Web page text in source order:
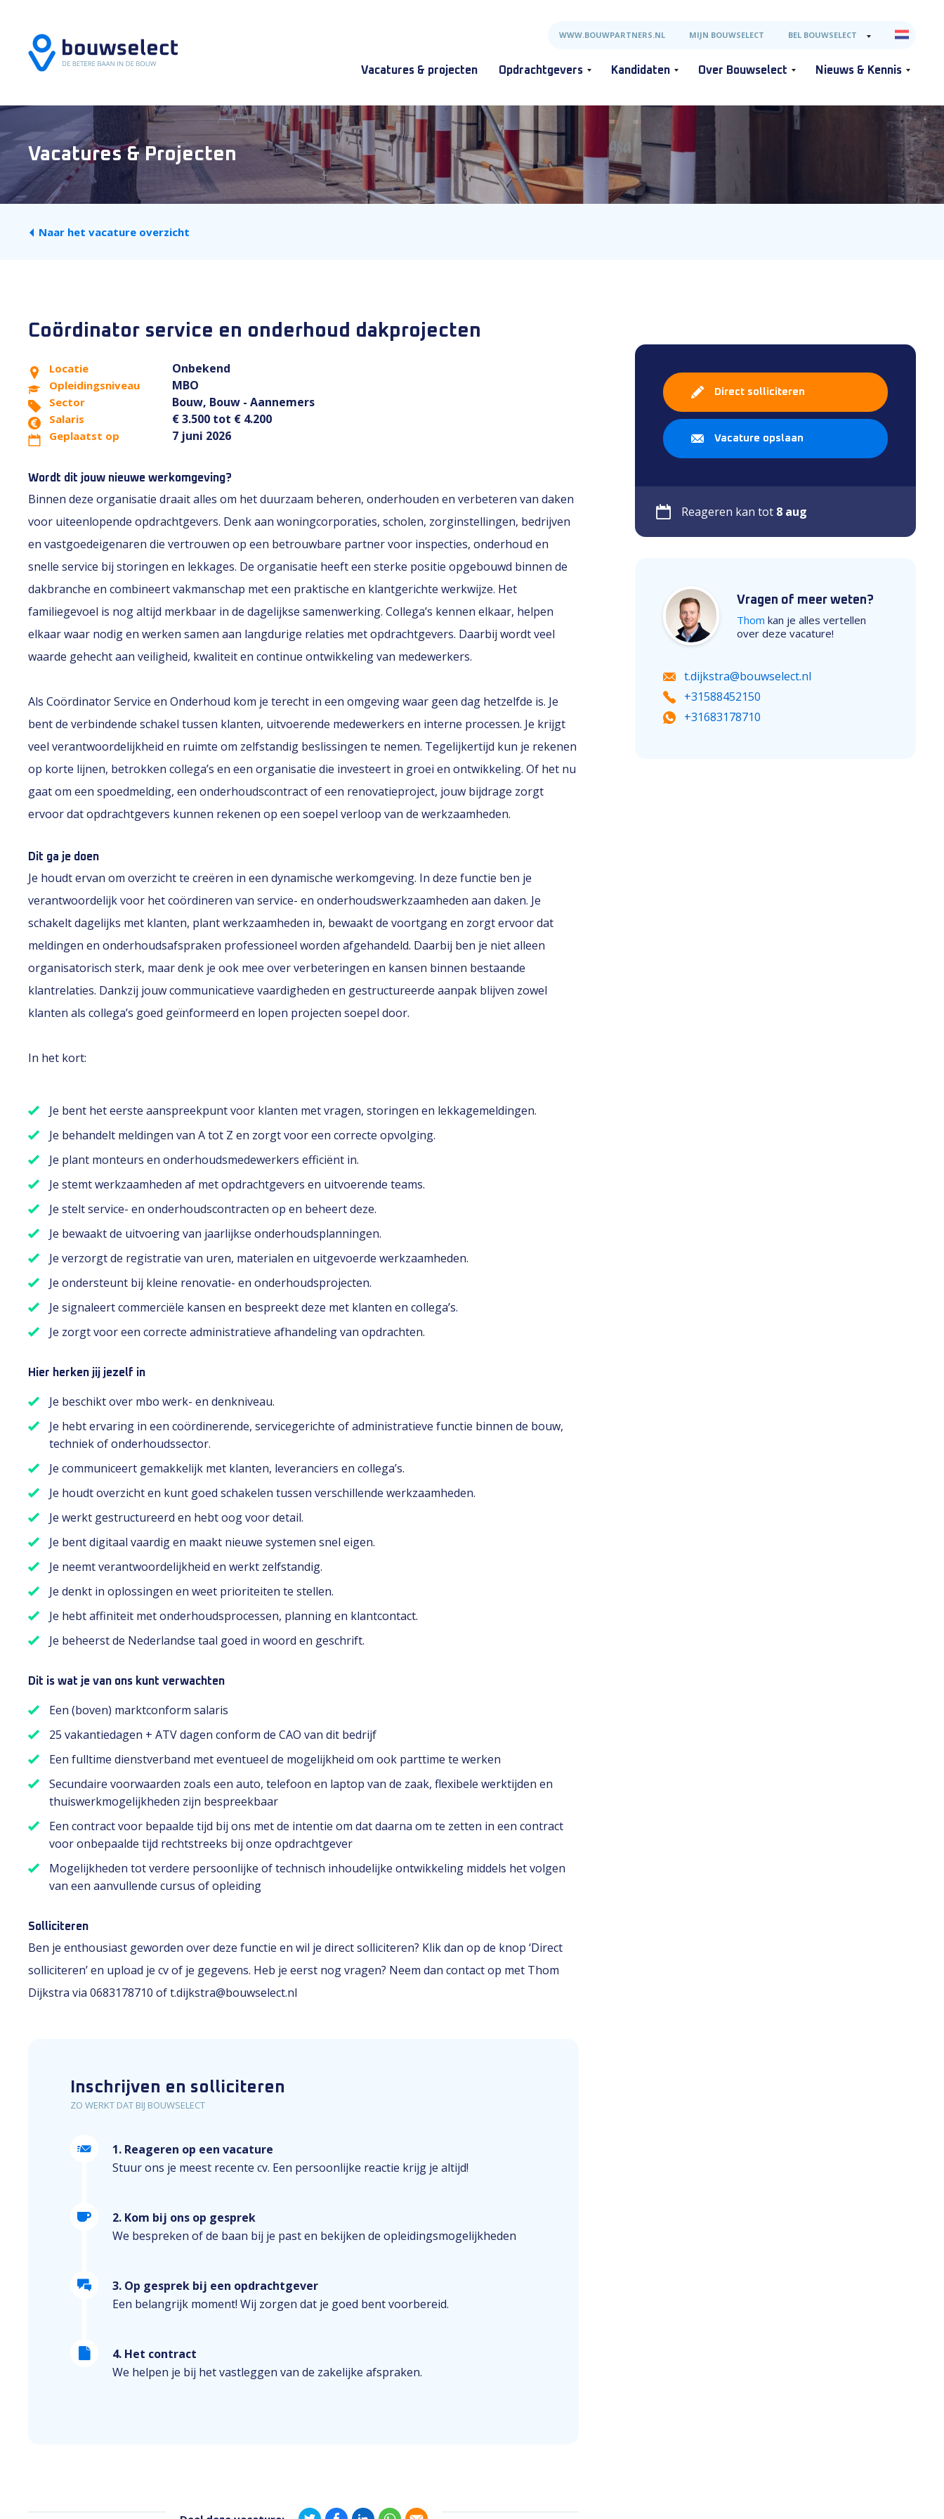
WWW.BOUWPARTNERS.NL MIJN BOUWSELECT BEL BOUWSELECT
Vacatures & projecten Opdrachtgevers Kandidaten Over Bouwselect Nieuws & Kennis
Vacatures & Projecten
Naar het vacature overzicht
Coördinator service en onderhoud dakprojecten
Locatie Onbekend
Opleidingsniveau MBO
Sector Bouw, Bouw - Aannemers
Salaris € 3.500 tot € 4.200
Geplaatst op 7 juni 2026
Wordt dit jouw nieuwe werkomgeving?
Binnen deze organisatie draait alles om het duurzaam beheren, onderhouden en verbeteren van daken
voor uiteenlopende opdrachtgevers. Denk aan woningcorporaties, scholen, zorginstellingen, bedrijven
en vastgoedeigenaren die vertrouwen op een betrouwbare partner voor inspecties, onderhoud en
snelle service bij storingen en lekkages. De organisatie heeft een sterke positie opgebouwd binnen de
dakbranche en combineert vakmanschap met een praktische en klantgerichte werkwijze. Het
familiegevoel is nog altijd merkbaar in de dagelijkse samenwerking. Collega’s kennen elkaar, helpen
elkaar waar nodig en werken samen aan langdurige relaties met opdrachtgevers. Daarbij wordt veel
waarde gehecht aan veiligheid, kwaliteit en continue ontwikkeling van medewerkers.
Als Coördinator Service en Onderhoud kom je terecht in een omgeving waar geen dag hetzelfde is. Je
bent de verbindende schakel tussen klanten, uitvoerende medewerkers en interne processen. Je krijgt
veel verantwoordelijkheid en ruimte om zelfstandig beslissingen te nemen. Tegelijkertijd kun je rekenen
op korte lijnen, betrokken collega’s en een organisatie die investeert in groei en ontwikkeling. Of het nu
gaat om een spoedmelding, een onderhoudscontract of een renovatieproject, jouw bijdrage zorgt
ervoor dat opdrachtgevers kunnen rekenen op een soepel verloop van de werkzaamheden.
Dit ga je doen
Je houdt ervan om overzicht te creëren in een dynamische werkomgeving. In deze functie ben je
verantwoordelijk voor het coördineren van service- en onderhoudswerkzaamheden aan daken. Je
schakelt dagelijks met klanten, plant werkzaamheden in, bewaakt de voortgang en zorgt ervoor dat
meldingen en onderhoudsafspraken professioneel worden afgehandeld. Daarbij ben je niet alleen
organisatorisch sterk, maar denk je ook mee over verbeteringen en kansen binnen bestaande
klantrelaties. Dankzij jouw communicatieve vaardigheden en gestructureerde aanpak blijven zowel
klanten als collega’s goed geïnformeerd en lopen projecten soepel door.
In het kort:
Je bent het eerste aanspreekpunt voor klanten met vragen, storingen en lekkagemeldingen.
Je behandelt meldingen van A tot Z en zorgt voor een correcte opvolging.
Je plant monteurs en onderhoudsmedewerkers efficiënt in.
Je stemt werkzaamheden af met opdrachtgevers en uitvoerende teams.
Je stelt service- en onderhoudscontracten op en beheert deze.
Je bewaakt de uitvoering van jaarlijkse onderhoudsplanningen.
Je verzorgt de registratie van uren, materialen en uitgevoerde werkzaamheden.
Je ondersteunt bij kleine renovatie- en onderhoudsprojecten.
Je signaleert commerciële kansen en bespreekt deze met klanten en collega’s.
Je zorgt voor een correcte administratieve afhandeling van opdrachten.
Hier herken jij jezelf in
Je beschikt over mbo werk- en denkniveau.
Je hebt ervaring in een coördinerende, servicegerichte of administratieve functie binnen de bouw,
techniek of onderhoudssector.
Je communiceert gemakkelijk met klanten, leveranciers en collega’s.
Je houdt overzicht en kunt goed schakelen tussen verschillende werkzaamheden.
Je werkt gestructureerd en hebt oog voor detail.
Je bent digitaal vaardig en maakt nieuwe systemen snel eigen.
Je neemt verantwoordelijkheid en werkt zelfstandig.
Je denkt in oplossingen en weet prioriteiten te stellen.
Je hebt affiniteit met onderhoudsprocessen, planning en klantcontact.
Je beheerst de Nederlandse taal goed in woord en geschrift.
Dit is wat je van ons kunt verwachten
Een (boven) marktconform salaris
25 vakantiedagen + ATV dagen conform de CAO van dit bedrijf
Een fulltime dienstverband met eventueel de mogelijkheid om ook parttime te werken
Secundaire voorwaarden zoals een auto, telefoon en laptop van de zaak, flexibele werktijden en
thuiswerkmogelijkheden zijn bespreekbaar
Een contract voor bepaalde tijd bij ons met de intentie om dat daarna om te zetten in een contract
voor onbepaalde tijd rechtstreeks bij onze opdrachtgever
Mogelijkheden tot verdere persoonlijke of technisch inhoudelijke ontwikkeling middels het volgen
van een aanvullende cursus of opleiding
Solliciteren
Ben je enthousiast geworden over deze functie en wil je direct solliciteren? Klik dan op de knop ‘Direct
solliciteren’ en upload je cv of je gegevens. Heb je eerst nog vragen? Neem dan contact op met Thom
Dijkstra via 0683178710 of t.dijkstra@bouwselect.nl
Inschrijven en solliciteren
ZO WERKT DAT BIJ BOUWSELECT
1. Reageren op een vacature
Stuur ons je meest recente cv. Een persoonlijke reactie krijg je altijd!
2. Kom bij ons op gesprek
We bespreken of de baan bij je past en bekijken de opleidingsmogelijkheden
3. Op gesprek bij een opdrachtgever
Een belangrijk moment! Wij zorgen dat je goed bent voorbereid.
4. Het contract
We helpen je bij het vastleggen van de zakelijke afspraken.
Direct solliciteren
Vacature opslaan
Reageren kan tot 8 aug
Vragen of meer weten?
Thom kan je alles vertellen
over deze vacature!
t.dijkstra@bouwselect.nl
+31588452150
+31683178710